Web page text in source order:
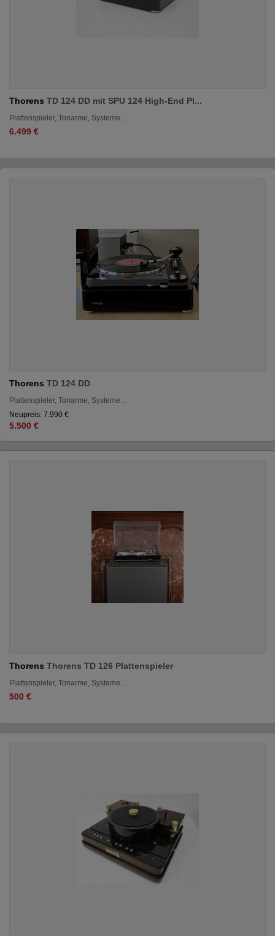
Thorens TD 124 DD mit SPU 124 High-End Pl...
Plattenspieler, Tonarme, Systeme...
6.499 €
Thorens TD 124 DD
Plattenspieler, Tonarme, Systeme...
Neupreis: 7.990 €
5.500 €
Thorens Thorens TD 126 Plattenspieler
Plattenspieler, Tonarme, Systeme...
500 €